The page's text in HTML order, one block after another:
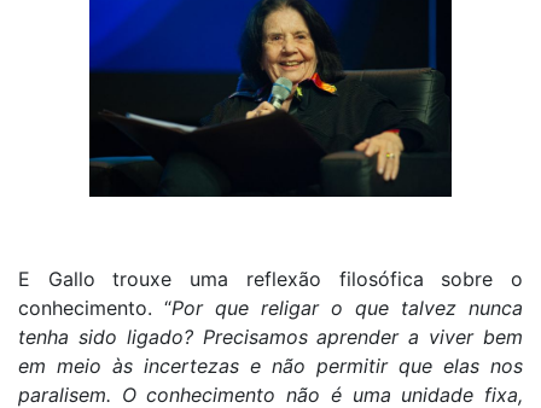
E Gallo trouxe uma reflexão filosófica sobre o
conhecimento. “Por que religar o que talvez nunca
tenha sido ligado? Precisamos aprender a viver bem
em meio às incertezas e não permitir que elas nos
paralisem. O conhecimento não é uma unidade fixa,